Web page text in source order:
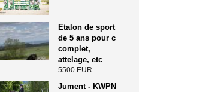
Etalon de sport
de 5 ans pour c
complet,
attelage, etc
5500 EUR
Jument - KWPN